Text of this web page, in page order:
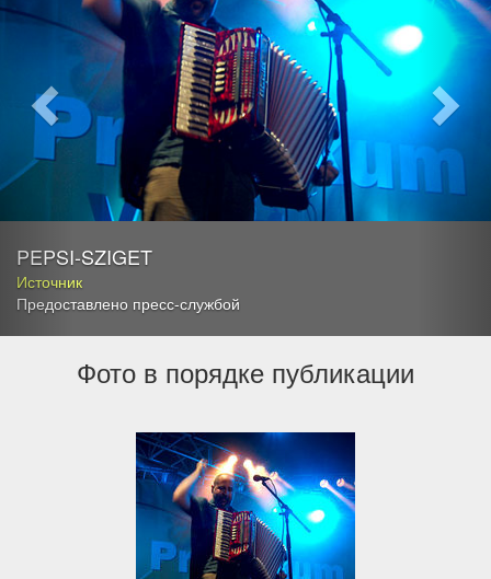
PEPSI-SZIGET
Источник
Предоставлено пресс-службой
Фото в порядке публикации